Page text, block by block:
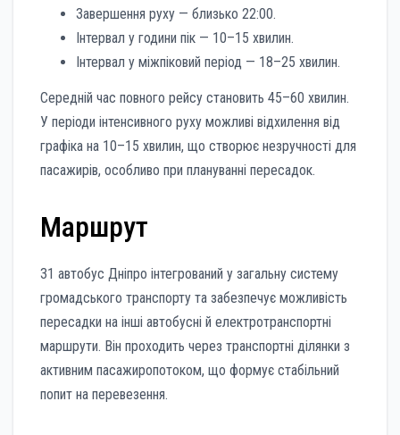
Завершення руху — близько 22:00.
Інтервал у години пік — 10–15 хвилин.
Інтервал у міжпіковий період — 18–25 хвилин.
Середній час повного рейсу становить 45–60 хвилин.
У періоди інтенсивного руху можливі відхилення від
графіка на 10–15 хвилин, що створює незручності для
пасажирів, особливо при плануванні пересадок.
Маршрут
31 автобус Дніпро інтегрований у загальну систему
громадського транспорту та забезпечує можливість
пересадки на інші автобусні й електротранспортні
маршрути. Він проходить через транспортні ділянки з
активним пасажиропотоком, що формує стабільний
попит на перевезення.